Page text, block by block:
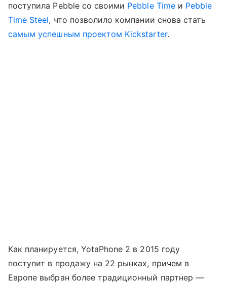
поступила Pebble со своими Pebble Timeи Pebble
Time Steel, что позволило компании снова стать
самым успешным проектом Kickstarter.
Как планируется, YotaPhone 2 в 2015 году
поступит в продажу на 22 рынках, причем в
Европе выбран более традиционный партнер —